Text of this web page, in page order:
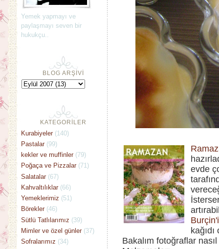
evde
Bakalım fotoğraflar nasıl
Yemek yapmayı ve
paylaşmayı seven bir
hukukçu..
BLOG ARŞİVİ
KATEGORİLER
Kurabiyeler (140)
Pastalar (99)
kekler ve muffinler (79)
Poğaça ve Pizzalar (71)
Salatalar (67)
Kahvaltılıklar (66)
Yemeklerimiz (51)
Börekler (46)
Sütlü Tatlılarımız (39)
Mimler ve özel günler (37)
Sofralarımız (34)